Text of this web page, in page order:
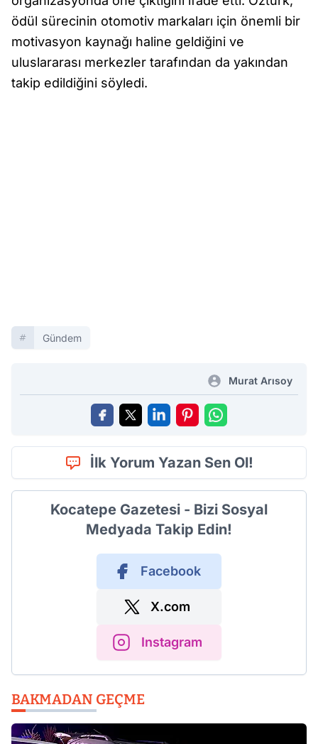
ödül sürecinin otomotiv markaları için önemli bir
motivasyon kaynağı haline geldiğini ve
uluslararası merkezler tarafından da yakından
takip edildiğini söyledi.
Gündem
Murat Arısoy
İlk Yorum Yazan Sen Ol!
Kocatepe Gazetesi - Bizi Sosyal
Medyada Takip Edin!
Facebook
X.com
Instagram
BAKMADAN GEÇME